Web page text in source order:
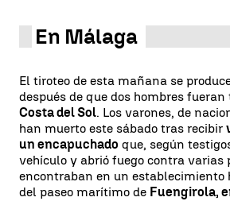
En Málaga
El tiroteo de esta mañana se
después de que dos hombres
Costa del Sol. Los varones, de
han muerto este sábado tras recibir
un encapuchado que, según
vehículo y abrió fuego contra varias
encontraban en un establecimiento
del paseo marítimo de Fuengirola,